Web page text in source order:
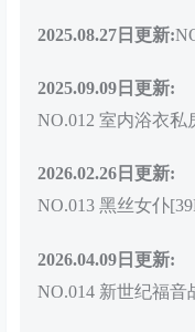
2025.08.27日更新:
2025.09.09日更新:
NO.012 室内浴衣私
2026.02.26日更新:
NO.013 黑丝女仆
2026.04.09日更新:
NO.014 新世纪福音